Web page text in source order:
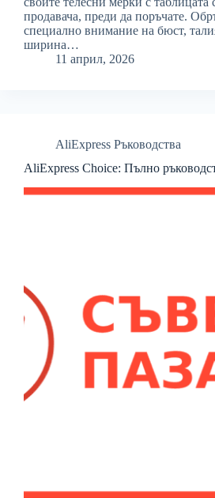
продавача, преди да поръчате.
специално внимание на бюст,
ширина…
11 април, 2026
AliExpress Ръководства
AliExpress Choice: Пълно